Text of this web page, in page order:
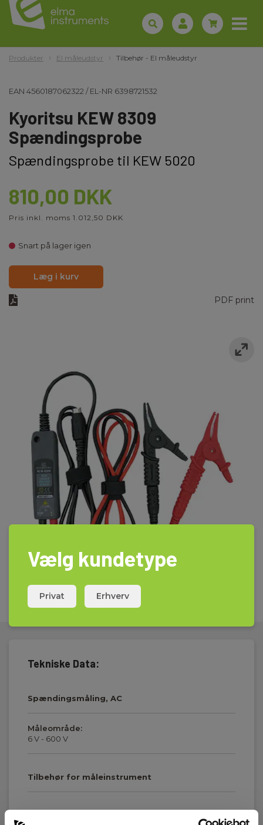
Produkter El måleudstyr Tilbehør - El måleudstyr
EAN 4560187062322 /EL-NR 6398721532
Kyoritsu KEW 8309
Spændingsprobe
Spændingsprobe til KEW 5020
810,00 DKK
Pris inkl. moms 1.012,50 DKK
Snart på lager igen
Læg i kurv
PDF print
Tekniske Data:
Spændingsmåling, AC
Måleområde:
6 V - 600 V
Tilbehør for måleinstrument
Vælg kundetype
Privat Erhverv